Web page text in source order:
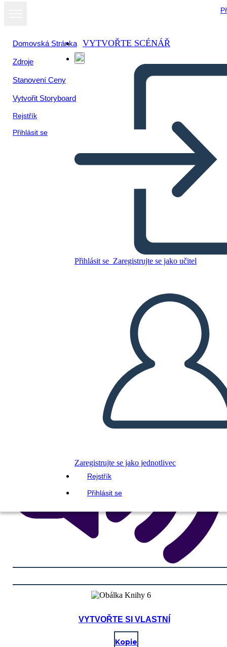
Domovská Stránka
Zdroje
Stanovení Ceny
Vytvořit Storyboard
Rejstřík
Přihlásit se
VYTVOŘTE SCÉNÁŘ
Přihlásit se Zaregistrujte se jako učitel
Zaregistrujte se jako jednotlivec
Rejstřík
Přihlásit se
Obálka Knihy 6
Zkopírujte tento scénář
VYTVOŘIT STORYBOARD
PŘEHRÁT PREZENTACI
PŘEČTI MI
VYTVOŘTE SI VLASTNÍ
Kopie